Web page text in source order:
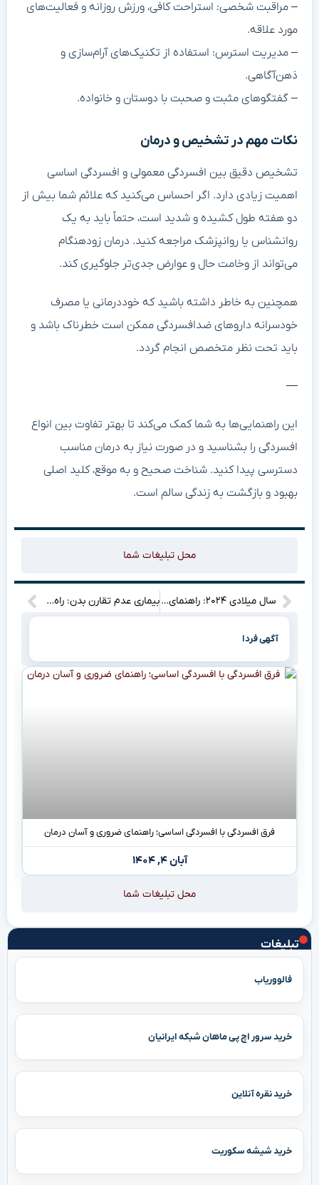
تبلیغات
فالووریاب
خرید سرور اچ پی ماهان شبکه ایرانیان
خرید نقره آنلاین
خرید شیشه سکوریت
– مراقبت شخصی: استراحت کافی، ورزش روزانه و فعالیت‌های
مورد علاقه.
– مدیریت استرس: استفاده از تکنیک‌های آرام‌سازی و
ذهن‌آگاهی.
– گفتگوهای مثبت و صحبت با دوستان و خانواده.
نکات مهم در تشخیص و درمان
تشخیص دقیق بین افسردگی معمولی و افسردگی اساسی
اهمیت زیادی دارد. اگر احساس می‌کنید که علائم شما بیش از
دو هفته طول کشیده و شدید است، حتماً باید به یک
روانشناس یا روانپزشک مراجعه کنید. درمان زودهنگام
می‌تواند از وخامت حال و عوارض جدی‌تر جلوگیری کند.
همچنین به خاطر داشته باشید که خوددرمانی یا مصرف
خودسرانه داروهای ضدافسردگی ممکن است خطرناک باشد و
باید تحت نظر متخصص انجام گردد.
—
این راهنمایی‌ها به شما کمک می‌کند تا بهتر تفاوت بین انواع
افسردگی را بشناسید و در صورت نیاز به درمان مناسب
دسترسی پیدا کنید. شناخت صحیح و به موقع، کلید اصلی
بهبود و بازگشت به زندگی سالم است.
محل تبلیغات شما
سال میلادی ۲۰۲۴: راهنمای ضروری و خیره‌کننده برای موفقیت آسان بیماری عدم تقارن بدن: راه‌حل‌های خیره‌کننده و آسان درمان
آگهی فردا
فرق افسردگی با افسردگی اساسی؛ راهنمای ضروری و آسان درمان
آبان ۴, ۱۴۰۴
محل تبلیغات شما